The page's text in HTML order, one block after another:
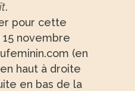
.
pour cette
15 novembre
(en
haut à droite
en bas de la